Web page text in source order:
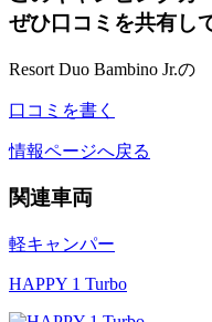
ぜひ口コミを共有し
Resort Duo Bambino Jr.の
口コミを書く
情報ページへ戻る
関連車両
軽キャンパー
HAPPY 1 Turbo